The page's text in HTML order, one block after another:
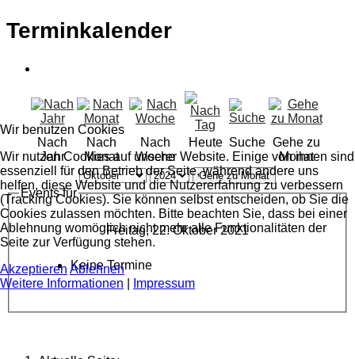
Terminkalender
Nach
Jahr
Nach
Monat
Nach
Woche
Heute Suche Gehe zu
Monat
Gehe zu Monat
Events für
Freitag, 22. Oktober 2021
Keine Termine
Wir benutzen Cookies
Wir nutzen Cookies auf unserer Website. Einige von ihnen sind
essenziell für den Betrieb der Seite, während andere uns
helfen, diese Website und die Nutzererfahrung zu verbessern
(Tracking Cookies). Sie können selbst entscheiden, ob Sie die
Cookies zulassen möchten. Bitte beachten Sie, dass bei einer
Ablehnung womöglich nicht mehr alle Funktionalitäten der
Seite zur Verfügung stehen.
Akzeptieren Ablehnen
Weitere Informationen
Impressum